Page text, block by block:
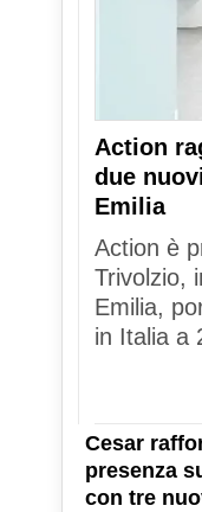
Action
due
Emilia
Action è
Trivolzio,
Emilia,
in Italia a
Cesar
presenza
con tre